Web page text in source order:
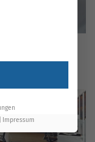
Keywords das
für die eine
Impressum